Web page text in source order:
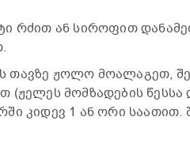
რძით ან სიროფით
თავზე ჟოლო მოალაგეთ,
(ჟელეს მომზადების
კიდევ 1 ან ორი